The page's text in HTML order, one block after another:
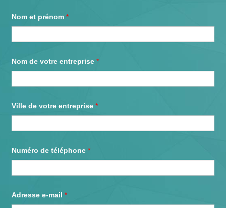
Nom et prénom*
-
m
i
v
o
r
d
a
d
e
Nom de votre entreprise*
Ville de votre entreprise*
Numéro de téléphone*
Adresse e-mail*